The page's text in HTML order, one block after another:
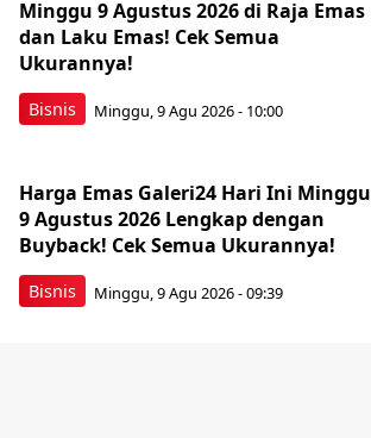
Bisnis
Minggu 9 Agustus 2026 di Raja Emas
dan Laku Emas! Cek Semua
Ukurannya!
Minggu, 9 Agu 2026 - 10:00
Bisnis
Harga Emas Galeri24 Hari Ini Minggu
9 Agustus 2026 Lengkap dengan
Buyback! Cek Semua Ukurannya!
Minggu, 9 Agu 2026 - 09:39